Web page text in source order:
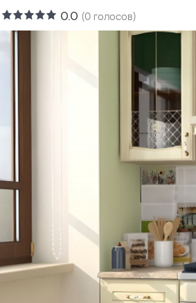
0.0 (0 голосов)